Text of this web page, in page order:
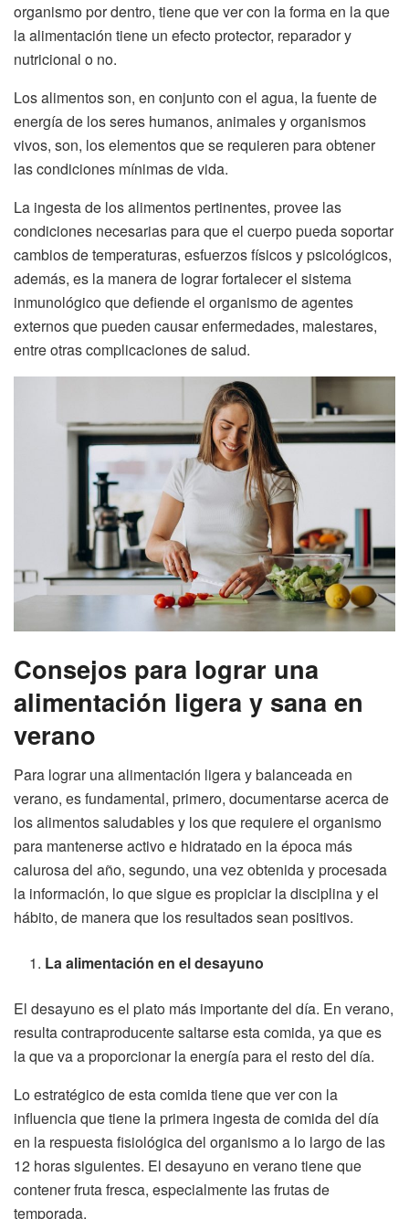
organismo por dentro, tiene que ver con la forma en la que
la alimentación tiene un efecto protector, reparador y
nutricional o no.
Los alimentos son, en conjunto con el agua, la fuente de
energía de los seres humanos, animales y organismos
vivos, son, los elementos que se requieren para obtener
las condiciones mínimas de vida.
La ingesta de los alimentos pertinentes, provee las
condiciones necesarias para que el cuerpo pueda soportar
cambios de temperaturas, esfuerzos físicos y psicológicos,
además, es la manera de lograr fortalecer el sistema
inmunológico que defiende el organismo de agentes
externos que pueden causar enfermedades, malestares,
entre otras complicaciones de salud.
Consejos para lograr una
alimentación ligera y sana en
verano
Para lograr una alimentación ligera y balanceada en
verano, es fundamental, primero, documentarse acerca de
los alimentos saludables y los que requiere el organismo
para mantenerse activo e hidratado en la época más
calurosa del año, segundo, una vez obtenida y procesada
la información, lo que sigue es propiciar la disciplina y el
hábito, de manera que los resultados sean positivos.
La alimentación en el desayuno
El desayuno es el plato más importante del día. En verano,
resulta contraproducente saltarse esta comida, ya que es
la que va a proporcionar la energía para el resto del día.
Lo estratégico de esta comida tiene que ver con la
influencia que tiene la primera ingesta de comida del día
en la respuesta fisiológica del organismo a lo largo de las
12 horas siguientes. El desayuno en verano tiene que
contener fruta fresca, especialmente las frutas de
temporada.